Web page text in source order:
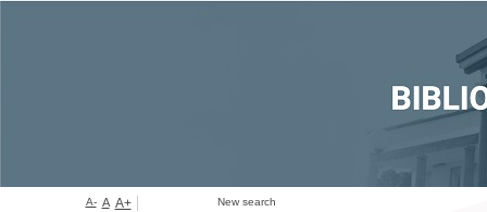
New search
A- A A+